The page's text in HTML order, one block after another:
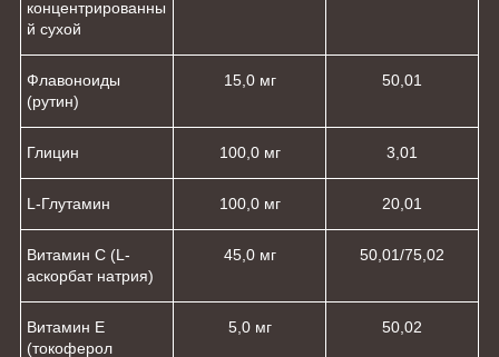
концентрированны
й сухой
Флавоноиды
(рутин)
15,0 мг 50,01
Глицин 100,0 мг 3,01
L-Глутамин 100,0 мг 20,01
Витамин С (L-
аскорбат натрия)
45,0 мг 50,01/75,02
Витамин Е
(токоферол
5,0 мг 50,02